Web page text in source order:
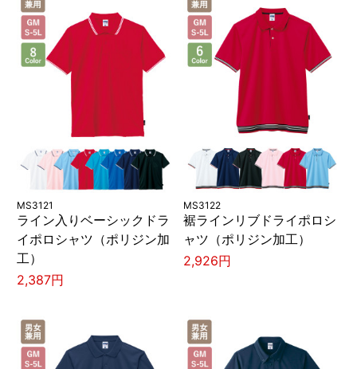
MS3121
ライン入りベーシックドラ
イポロシャツ（ポリジン加
工）
2,387円
MS3122
裾ラインリブドライポロシ
ャツ（ポリジン加工）
2,926円